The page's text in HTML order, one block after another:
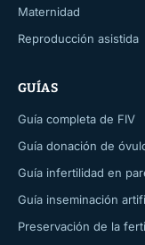
Maternidad
Reproducción asistida
GUÍAS
Guía completa de FIV
Guía donación de
Guía infertilidad en
Guía inseminación
Preservación de la